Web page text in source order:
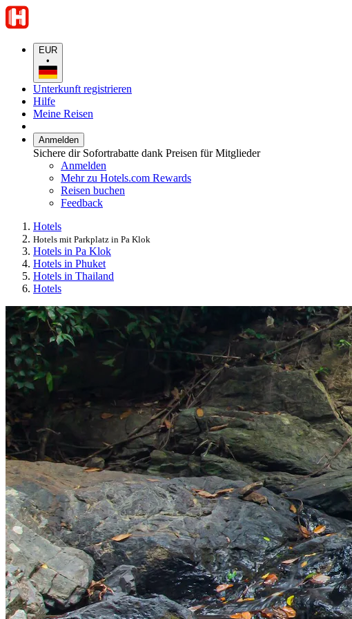
EUR
•
Unterkunft registrieren
Hilfe
Meine Reisen
Anmelden
Sichere dir Sofortrabatte dank Preisen für Mitglieder
Anmelden
Mehr zu Hotels.com Rewards
Reisen buchen
Feedback
Hotels
Hotels mit Parkplatz in Pa Klok
Hotels in Pa Klok
Hotels in Phuket
Hotels in Thailand
Hotels